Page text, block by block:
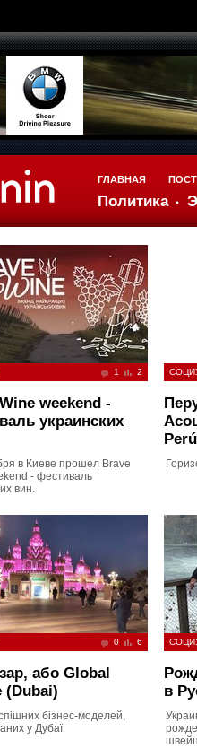
ГЛАВНАЯ
Политика
1 2
weekend -
украинских
в Киеве прошел Brave
- фестиваль
вин.
0 6
або Global
(Dubai)
бізнес-моделей,
у Дубаї
в